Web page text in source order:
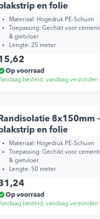
en folie
Materiaal: Hogedruk PE-Schuim
Toepassing: Gechikt voor
& gietvloer
Lengte: 25 meter
Op voorraad
besteld, vandaag verzonden
Randisolatie 8x150mm
en folie
Materiaal: Hogedruk PE-Schuim
Toepassing: Gechikt voor
& gietvloer
Lengte: 50 meter
Op voorraad
besteld, vandaag verzonden